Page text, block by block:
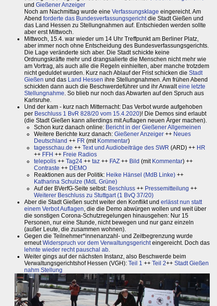
und Gießener Anzeiger
Noch am Nachmittag wurde eine Verfassungsklage eingereicht. Am
Abend forderte das Bundesverfassungsgerichtdie Stadt Gießen und
das Land Hessen zu Stellungnahmen auf. Entschieden werden sollte
aber erst Mittwoch.
Mittwoch, 15.4. war wieder um 14 Uhr Treffpunkt am Berliner Platz,
aber immer noch ohne Entscheidung des Bundesverfassungsgerichts.
Die Lage veränderte sich aber. Die Stadt schickte keine
Ordnungskräfte mehr und drangsalierte die Menschen nicht mehr wie
am Vortrag, als auch alle die Regeln einhielten, aber manche trotzdem
nicht geduldet wurden. Kurz nach Ablauf der Frist schicken die Stadt
Gießen und das Land Hessen ihre Stellungnahmen. Am frühen Abend
schickten dann auch die Beschwerdeführer und ihr Anwalteine letzte
Stellungnahme. So blieb nur noch das Abwarten auf den Spruch aus
Karlsruhe.
Und der kam - kurz nach Mitternacht: Das Verbot wurde aufgehoben
per Beschluss 1 BvR 828/20 vom 15.4.2020)! Die Demos sind erlaubt
(die Stadt Gießen kann allerdings mit Auflagen neuen Ärger machen).
Schon kurz danach online: Bericht in der Gießener Allgemeinen
Weitere Berichte kurz danach: Gießener Anzeiger ++ Neues
Deutschland ++ FR (mit Kommentar)
tagesschau.de ++ Text und Audiobeiträge des SWR (ARD) ++ HR
++ FFH ++ Freie Radios
telepolis ++ Tag24 ++ taz ++ FAZ ++ Bild (mit Kommentar) ++
Contraste ++ DEMO
Reaktionen aus der Politik: Heike Hänsel (MdB Linke) ++
Katharina Schulze (MdL Grüne)
Auf der BVerfG-Seite selbst: Beschluss ++ Pressemitteilung ++
Weiterer Beschluss zu Stuttgart (1 BvQ 37/20)
Aber die Stadt Gießen sucht weiter den Konflikt und erlässt nun statt
einem Verbot Auflagen, die die Demo abwürgen wollen und weit über
die sonstigen Corona-Schutzregelungen hinausgehen: Nur 15
Personen, nur eine Stunde, nicht bewegen und nur ganz einzeln
(außer Leute, die zusammen wohnen).
Gegen die Teilnehmer*innenanzahl- und Zeitbegrenzung wurde
erneutWiderspruch vor dem Verwaltungsgerichteingereicht. Doch das
lehnte wieder recht pauschal ab.
Weiter gings auf der nächsten Instanz, also Beschwerde beim
Verwaltungsgerichtshof Hessen (VGH): Teil 1 ++ Teil 2++ Stadt Gießen
nahm Stellung